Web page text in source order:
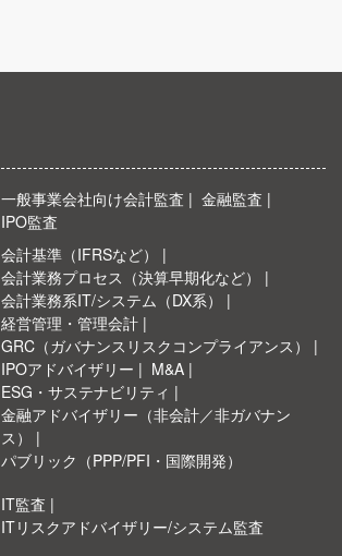
一般事業会社向け会計監査
金融監査
IPO監査
会計基準（IFRSなど）
会計業務プロセス（決算早期化など）
会計業務系IT/システム（DX系）
経営管理・管理会計
GRC（ガバナンスリスクコンプライアンス）
IPOアドバイザリー
M&A
ESG・サステナビリティ
金融アドバイザリー（非会計／非ガバナン
ス）
パブリック（PPP/PFI・国際開発）
IT監査
ITリスクアドバイザリー/システム監査